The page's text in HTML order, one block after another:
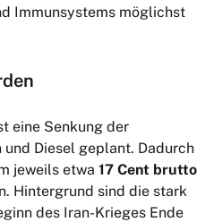
Immunsystems möglichst
eine Senkung der
und Diesel geplant. Dadurch
jeweils etwa 17 Cent brutto
Hintergrund sind die stark
des Iran-Krieges Ende